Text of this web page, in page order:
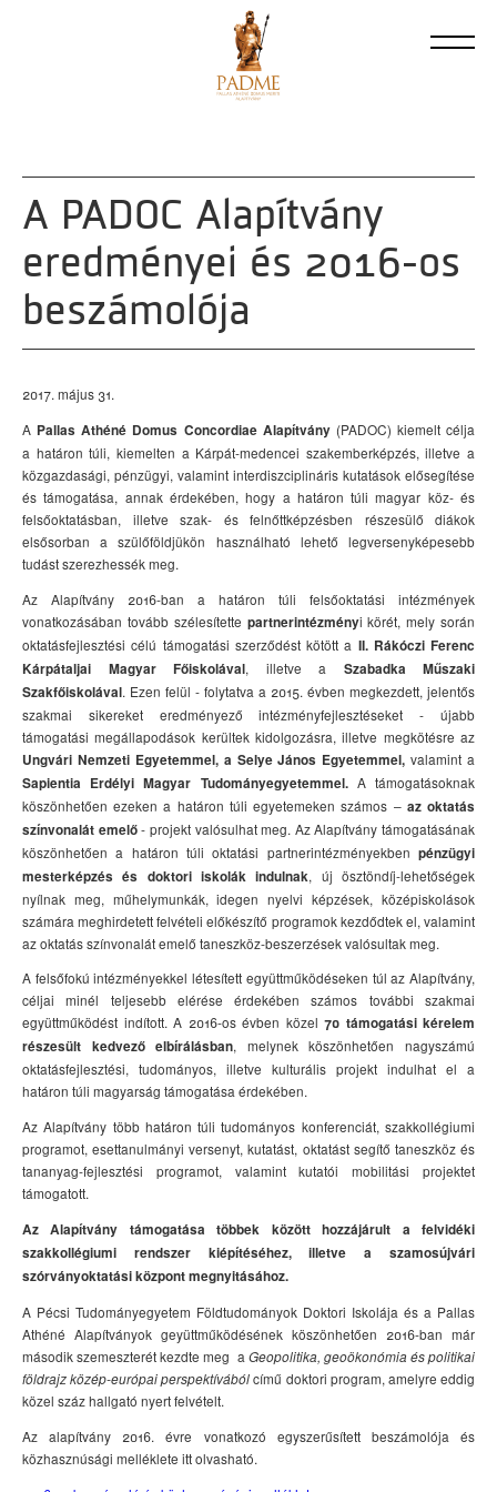
A PADOC Alapítvány
eredményei és 2016-os
beszámolója
2017. május 31.
A Pallas Athéné Domus Concordiae Alapítvány (PADOC) kiemelt célja
a határon túli, kiemelten a Kárpát-medencei szakemberképzés, illetve a
közgazdasági, pénzügyi, valamint interdiszciplináris kutatások elősegítése
és támogatása, annak érdekében, hogy a határon túli magyar köz- és
felsőoktatásban, illetve szak- és felnőttképzésben részesülő diákok
elsősorban a szülőföldjükön használható lehető legversenyképesebb
tudást szerezhessék meg.
Az Alapítvány 2016-ban a határon túli felsőoktatási intézmények
vonatkozásában tovább szélesítette partnerintézményi körét, mely során
oktatásfejlesztési célú támogatási szerződést kötött a II. Rákóczi Ferenc
Kárpátaljai Magyar Főiskolával, illetve a Szabadka Műszaki
Szakfőiskolával. Ezen felül - folytatva a 2015. évben megkezdett, jelentős
szakmai sikereket eredményező intézményfejlesztéseket - újabb
támogatási megállapodások kerültek kidolgozásra, illetve megkötésre az
Ungvári Nemzeti Egyetemmel, a Selye János Egyetemmel,valamint a
Sapientia Erdélyi Magyar Tudományegyetemmel.A támogatásoknak
köszönhetően ezeken a határon túli egyetemeken számos – az oktatás
színvonalát emelő- projekt valósulhat meg. Az Alapítvány támogatásának
köszönhetően a határon túli oktatási partnerintézményekben pénzügyi
mesterképzés és doktori iskolák indulnak, új ösztöndíj-lehetőségek
nyílnak meg, műhelymunkák, idegen nyelvi képzések, középiskolások
számára meghirdetett felvételi előkészítő programok kezdődtek el, valamint
az oktatás színvonalát emelő taneszköz-beszerzések valósultak meg.
A felsőfokú intézményekkel létesített együttműködéseken túl az Alapítvány,
céljai minél teljesebb elérése érdekében számos további szakmai
együttműködést indított. A 2016-os évben közel 70 támogatási kérelem
részesült kedvező elbírálásban, melynek köszönhetően nagyszámú
oktatásfejlesztési, tudományos, illetve kulturális projekt indulhat el a
határon túli magyarság támogatása érdekében.
Az Alapítvány több határon túli tudományos konferenciát, szakkollégiumi
programot, esettanulmányi versenyt, kutatást, oktatást segítő taneszköz és
tananyag-fejlesztési programot, valamint kutatói mobilitási projektet
támogatott.
Az Alapítvány támogatása többek között hozzájárult a felvidéki
szakkollégiumi rendszer kiépítéséhez, illetve a szamosújvári
szórványoktatási központ megnyitásához.
A Pécsi Tudományegyetem Földtudományok Doktori Iskolája és a Pallas
Athéné Alapítványok geyüttműködésének köszönhetően 2016-ban már
második szemeszterét kezdte meg a Geopolitika, geoökonómia és politikai
földrajz közép-európai perspektívábólcímű doktori program, amelyre eddig
közel száz hallgató nyert felvételt.
Az alapítvány 2016. évre vonatkozó egyszerűsített beszámolója és
közhasznúsági melléklete itt olvasható.